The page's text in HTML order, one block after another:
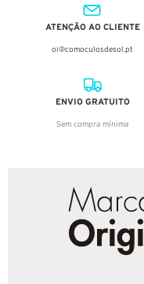
ATENÇÃO AO CLIENTE
oi@comoculosdesol.pt
ENVIO GRATUITO
Sem compra mínima